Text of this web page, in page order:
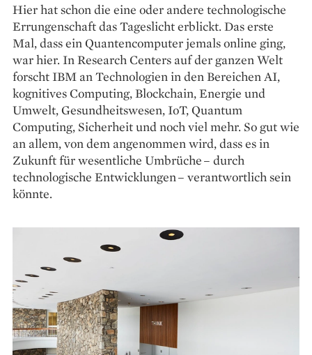
Hier hat schon die eine oder andere technologische
Errungenschaft das Tageslicht erblickt. Das erste
Mal, dass ein Quantencomputer jemals online ging,
war hier. In Research Centers auf der ganzen Welt
forscht IBM an Technologien in den Bereichen AI,
kognitives Computing, Blockchain, Energie und
Umwelt, Gesundheitswesen, IoT, Quantum
Computing, Sicherheit und noch viel mehr. So gut wie
an allem, von dem angenommen wird, dass es in
Zukunft für wesentliche Umbrüche – durch
technologische Entwicklungen – verantwortlich sein
könnte.